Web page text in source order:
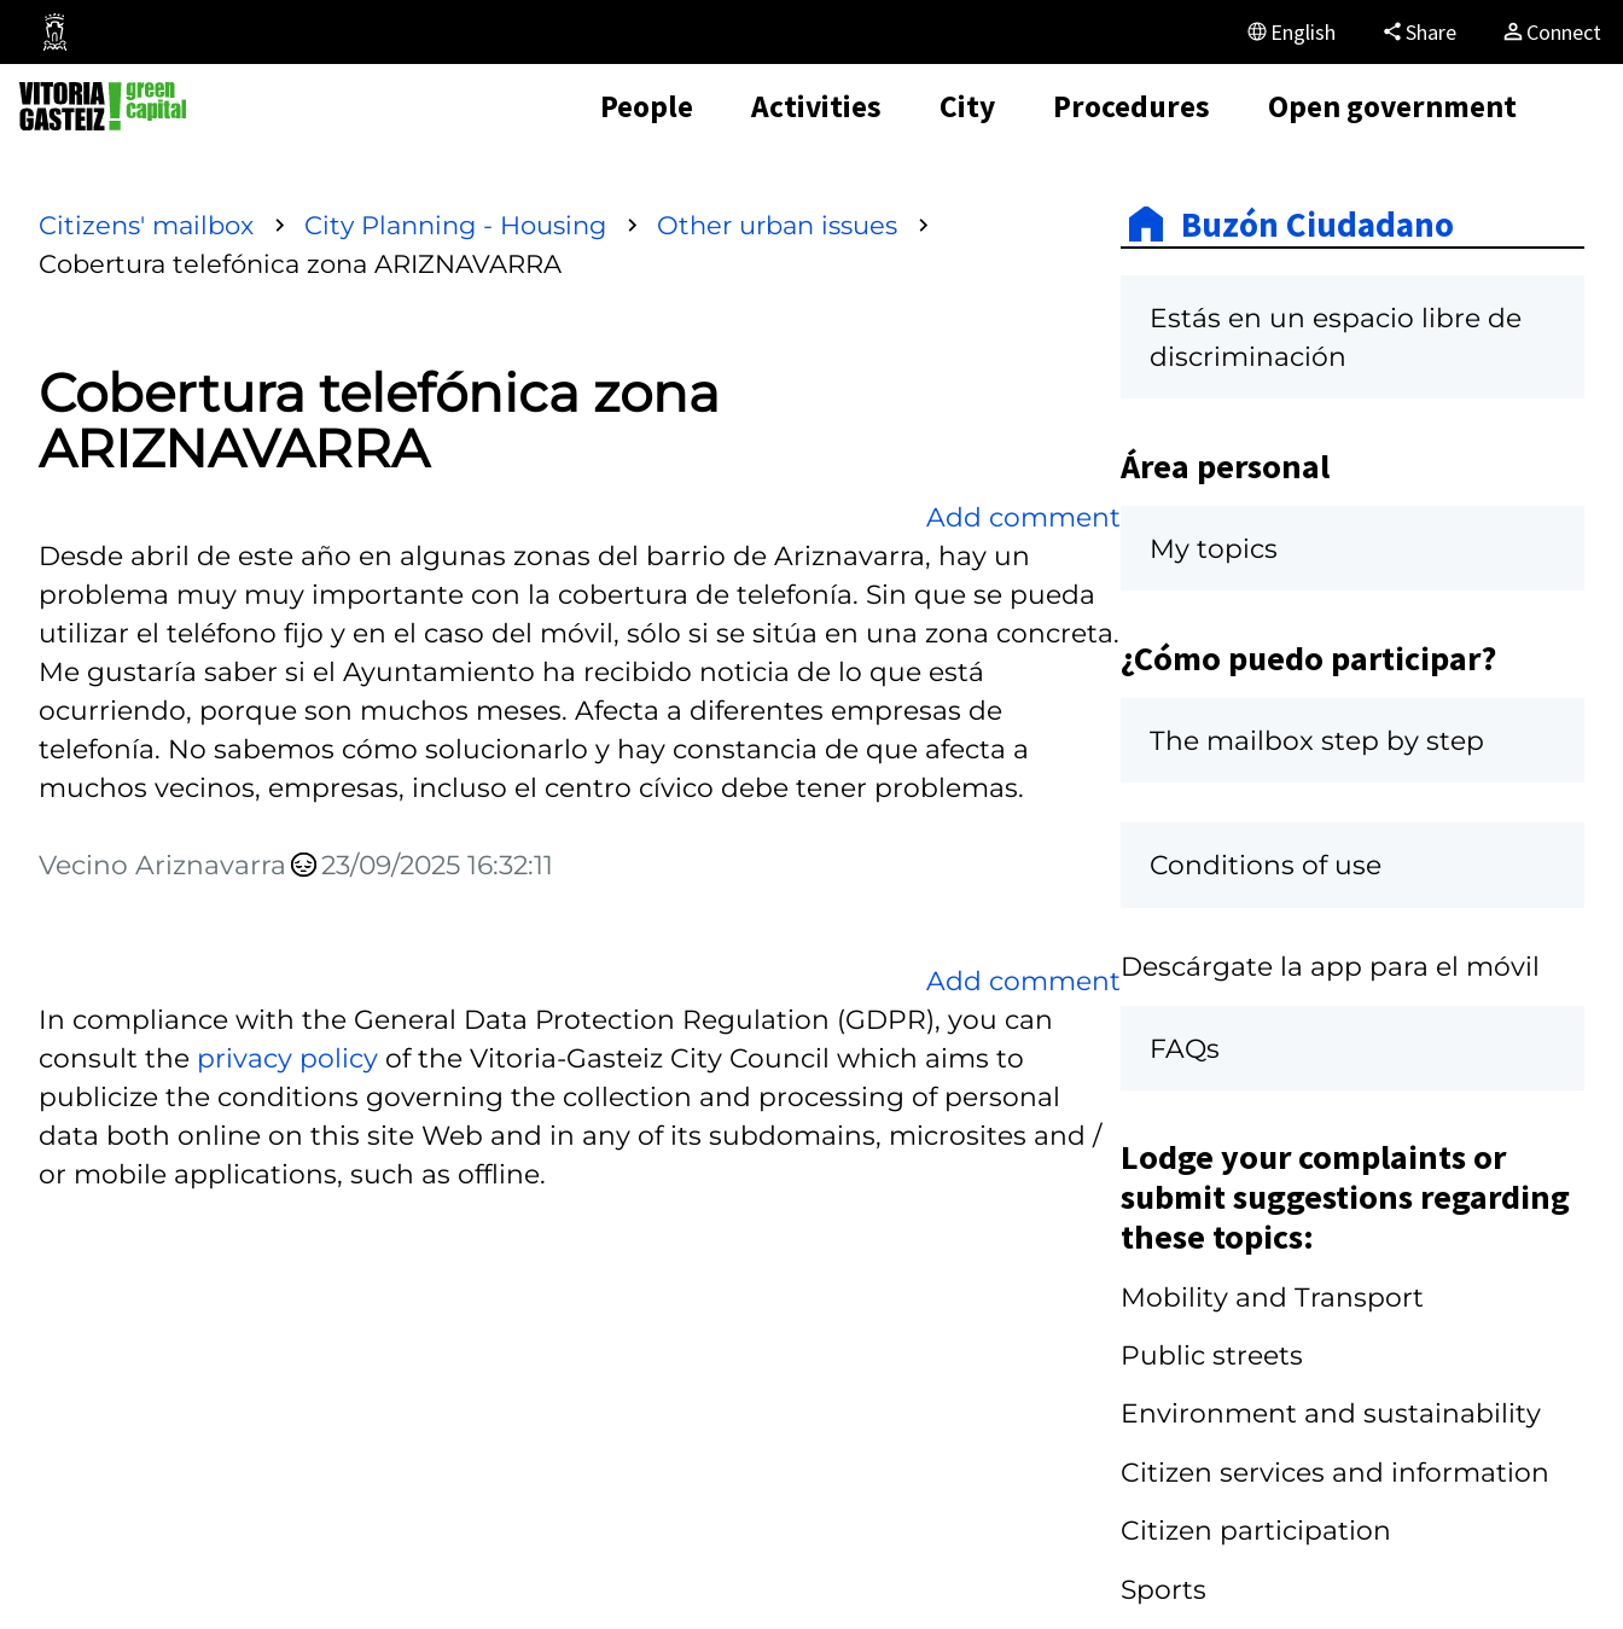
Vitoria-
Gasteiz
City
Council
English Share Connect
People Activities City Procedures Open government
Citizens' mailbox City Planning - Housing
Other urban issues
Cobertura telefónica zona ARIZNAVARRA
Cobertura telefónica zona
ARIZNAVARRA
Add comment
Desde abril de este año en algunas zonas del barrio de Ariznavarra, hay un
problema muy muy importante con la cobertura de telefonía. Sin que se pueda
utilizar el teléfono fijo y en el caso del móvil, sólo si se sitúa en una zona concreta.
Me gustaría saber si el Ayuntamiento ha recibido noticia de lo que está
ocurriendo, porque son muchos meses. Afecta a diferentes empresas de
telefonía. No sabemos cómo solucionarlo y hay constancia de que afecta a
muchos vecinos, empresas, incluso el centro cívico debe tener problemas.
Vecino Ariznavarra 23/09/2025 16:32:11
Add comment
In compliance with the General Data Protection Regulation (GDPR), you can
consult the privacy policy of the Vitoria-Gasteiz City Council which aims to
publicize the conditions governing the collection and processing of personal
data both online on this site Web and in any of its subdomains, microsites and /
or mobile applications, such as offline.
Buzón Ciudadano
Estás en un espacio libre de
discriminación
Área personal
My topics
¿Cómo puedo participar?
The mailbox step by step
Conditions of use
Descárgate la app para el móvil
FAQs
Lodge your complaints or
submit suggestions regarding
these topics:
Mobility and Transport
Public streets
Environment and sustainability
Citizen services and information
Citizen participation
Sports